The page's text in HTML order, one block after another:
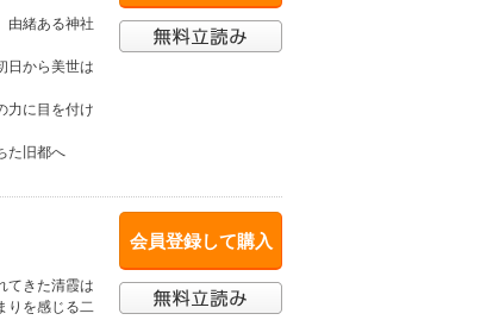
由緒ある神社
日から美世は
力に目を付け
た旧都へ
会員登録して購入
てきた清霞は
りを感じる二